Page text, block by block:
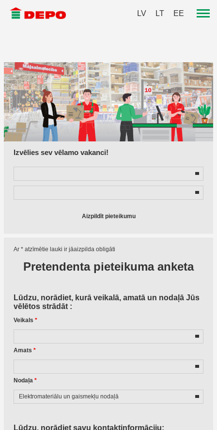
LV LT EE
Izvēlies sev vēlamo vakanci!
Aizpildīt pieteikumu
Ar * atzīmētie lauki ir jāaizpilda obligāti
Pretendenta pieteikuma anketa
Lūdzu, norādiet, kurā veikalā, amatā un nodaļā Jūs
vēlētos strādāt :
Veikals *
Amats *
Nodaļa *
Lūdzu, norādiet savu kontaktinformāciju: